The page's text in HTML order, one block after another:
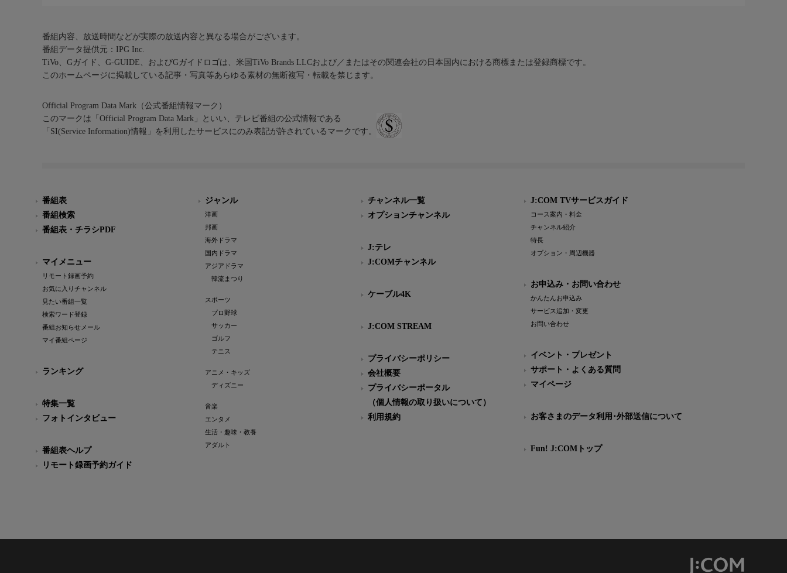
番組内容、放送時間などが実際の放送内容と異なる場合がございます。
番組データ提供元：IPG Inc.
TiVo、Gガイド、G-GUIDE、およびGガイドロゴは、米国TiVo Brands LLCおよび／またはその関連会社の日本国内における商標または登録商標です。
このホームページに掲載している記事・写真等あらゆる素材の無断複写・転載を禁じます。
Official Program Data Mark（公式番組情報マーク）
このマークは「Official Program Data Mark」といい、テレビ番組の公式情報である
「SI(Service Information)情報」を利用したサービスにのみ表記が許されているマークです。
番組表
番組検索
番組表・チラシPDF
マイメニュー
リモート録画予約
お気に入りチャンネル
見たい番組一覧
検索ワード登録
番組お知らせメール
マイ番組ページ
ランキング
特集一覧
フォトインタビュー
番組表ヘルプ
リモート録画予約ガイド
ジャンル
洋画
邦画
海外ドラマ
国内ドラマ
アジアドラマ
韓流まつり
スポーツ
プロ野球
サッカー
ゴルフ
テニス
アニメ・キッズ
ディズニー
音楽
エンタメ
生活・趣味・教養
アダルト
チャンネル一覧
オプションチャンネル
J:テレ
J:COMチャンネル
ケーブル4K
J:COM STREAM
プライバシーポリシー
会社概要
プライバシーポータル
（個人情報の取り扱いについて）
利用規約
J:COM TVサービスガイド
コース案内・料金
チャンネル紹介
特長
オプション・周辺機器
お申込み・お問い合わせ
かんたんお申込み
サービス追加・変更
お問い合わせ
イベント・プレゼント
サポート・よくある質問
マイページ
お客さまのデータ利用･外部送信について
Fun! J:COMトップ